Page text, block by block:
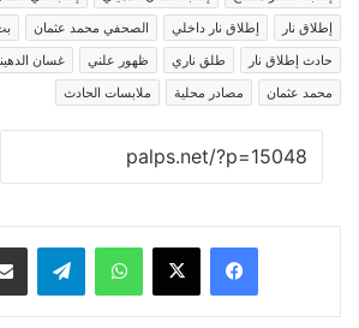
إطلاق نار
إطلاق نار داخلي الصحفي محمد عثمان
حادث إطلاق نار
طلق ناري ظهور علني غسان
محمد عثمان
مصادر محلية ملابسات الحادث
فيسبوك ‫X واتساب